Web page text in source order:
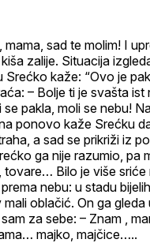
sad te molim! I
zalije. Situacija
Srećko kaže: “Ovo je
– Bolje ti je svašta ist
pakla, moli se nebu!
ponovo kaže Srećku
a sad se prikriži iz
ga nije razumio, pa
tovare… Bilo je više
nebu: u stadu
oblačić. On ga gleda
za sebe: – Znam ,
majko, majčice…..